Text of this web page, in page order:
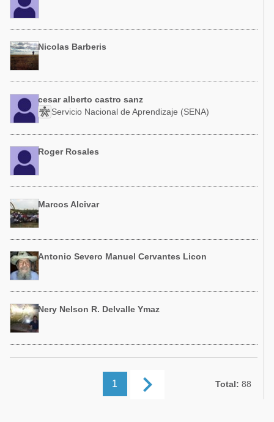
Nicolas Barberis
cesar alberto castro sanz
Servicio Nacional de Aprendizaje (SENA)
Roger Rosales
Marcos Alcivar
Antonio Severo Manuel Cervantes Licon
Nery Nelson R. Delvalle Ymaz
1 keyboard_arrow_right Total: 88